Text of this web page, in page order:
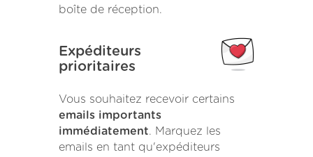
boîte de réception.
Expéditeurs
prioritaires
Vous souhaitez recevoir certains
emails importants
immédiatement. Marquez les
emails en tant qu'expéditeurs